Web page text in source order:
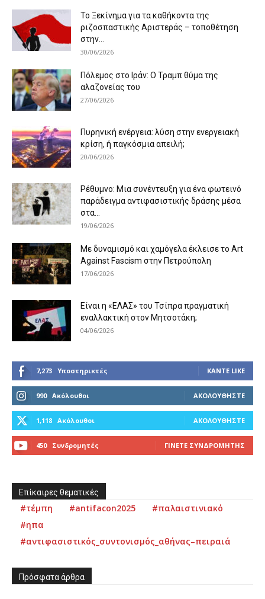
Το Ξεκίνημα για τα καθήκοντα της
ριζοσπαστικής Αριστεράς – τοποθέτηση
στην...
30/06/2026
Πόλεμος στο Ιράν: Ο Τραμπ θύμα της
αλαζονείας του
27/06/2026
Πυρηνική ενέργεια: λύση στην ενεργειακή
κρίση, ή παγκόσμια απειλή;
20/06/2026
Ρέθυμνο: Μια συνέντευξη για ένα φωτεινό
παράδειγμα αντιφασιστικής δράσης μέσα
στα...
19/06/2026
Με δυναμισμό και χαμόγελα έκλεισε το Art
Against Fascism στην Πετρούπολη
17/06/2026
Είναι η «ΕΛΑΣ» του Τσίπρα πραγματική
εναλλακτική στον Μητσοτάκη;
04/06/2026
7,273 Υποστηρικτές ΚΆΝΤΕ LIKE
990 Ακόλουθοι ΑΚΟΛΟΥΘΉΣΤΕ
1,118 Ακόλουθοι ΑΚΟΛΟΥΘΉΣΤΕ
450 Συνδρομητές ΓΊΝΕΤΕ ΣΥΝΔΡΟΜΗΤΉΣ
Επίκαιρες θεματικές
#τέμπη #antifacon2025
#παλαιστινιακό
#ηπα
#αντιφασιστικός_συντονισμός_αθήνας–πειραιά
Πρόσφατα άρθρα